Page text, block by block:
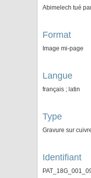
Abimelech tué
Format
Image mi-page
Langue
français ; latin
Type
Gravure sur
Identifiant